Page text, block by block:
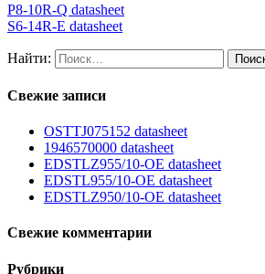
P8-10R-Q datasheet
S6-14R-E datasheet
Найти:
Свежие записи
OSTTJ075152 datasheet
1946570000 datasheet
EDSTLZ955/10-OE datasheet
EDSTL955/10-OE datasheet
EDSTLZ950/10-OE datasheet
Свежие комментарии
Рубрики